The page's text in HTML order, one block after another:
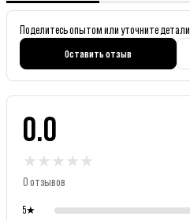
Поделитесь опытом или уточните детали
Оставить отзыв
0.0
★ ★ ★ ★ ★
0 отзывов
5★